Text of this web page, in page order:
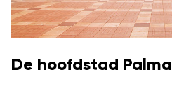
De hoofdstad